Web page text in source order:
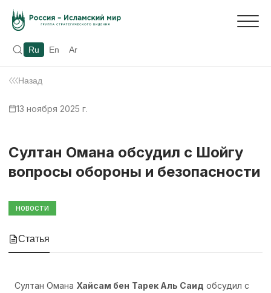
Ru En Ar
Назад
13 ноября 2025 г.
Султан Омана обсудил с Шойгу
вопросы обороны и безопасности
НОВОСТИ
Статья
Султан Омана Хайсам бен Тарек Аль Саид обсудил с